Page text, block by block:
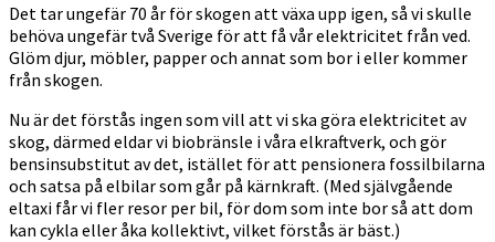
Det tar ungefär 70 år för skogen att växa upp igen, så vi skulle
behöva ungefär två Sverige för att få vår elektricitet från ved.
Glöm djur, möbler, papper och annat som bor i eller kommer
från skogen.
Nu är det förstås ingen som vill att vi ska göra elektricitet av
skog, därmed eldar vi biobränsle i våra elkraftverk, och gör
bensinsubstitut av det, istället för att pensionera fossilbilarna
och satsa på elbilar som går på kärnkraft. (Med självgående
eltaxi får vi fler resor per bil, för dom som inte bor så att dom
kan cykla eller åka kollektivt, vilket förstås är bäst.)